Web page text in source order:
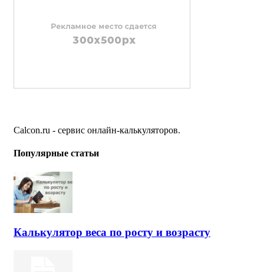
Calcon.ru - сервис онлайн-калькуляторов.
Популярные статьи
Калькулятор веса по росту и возрасту